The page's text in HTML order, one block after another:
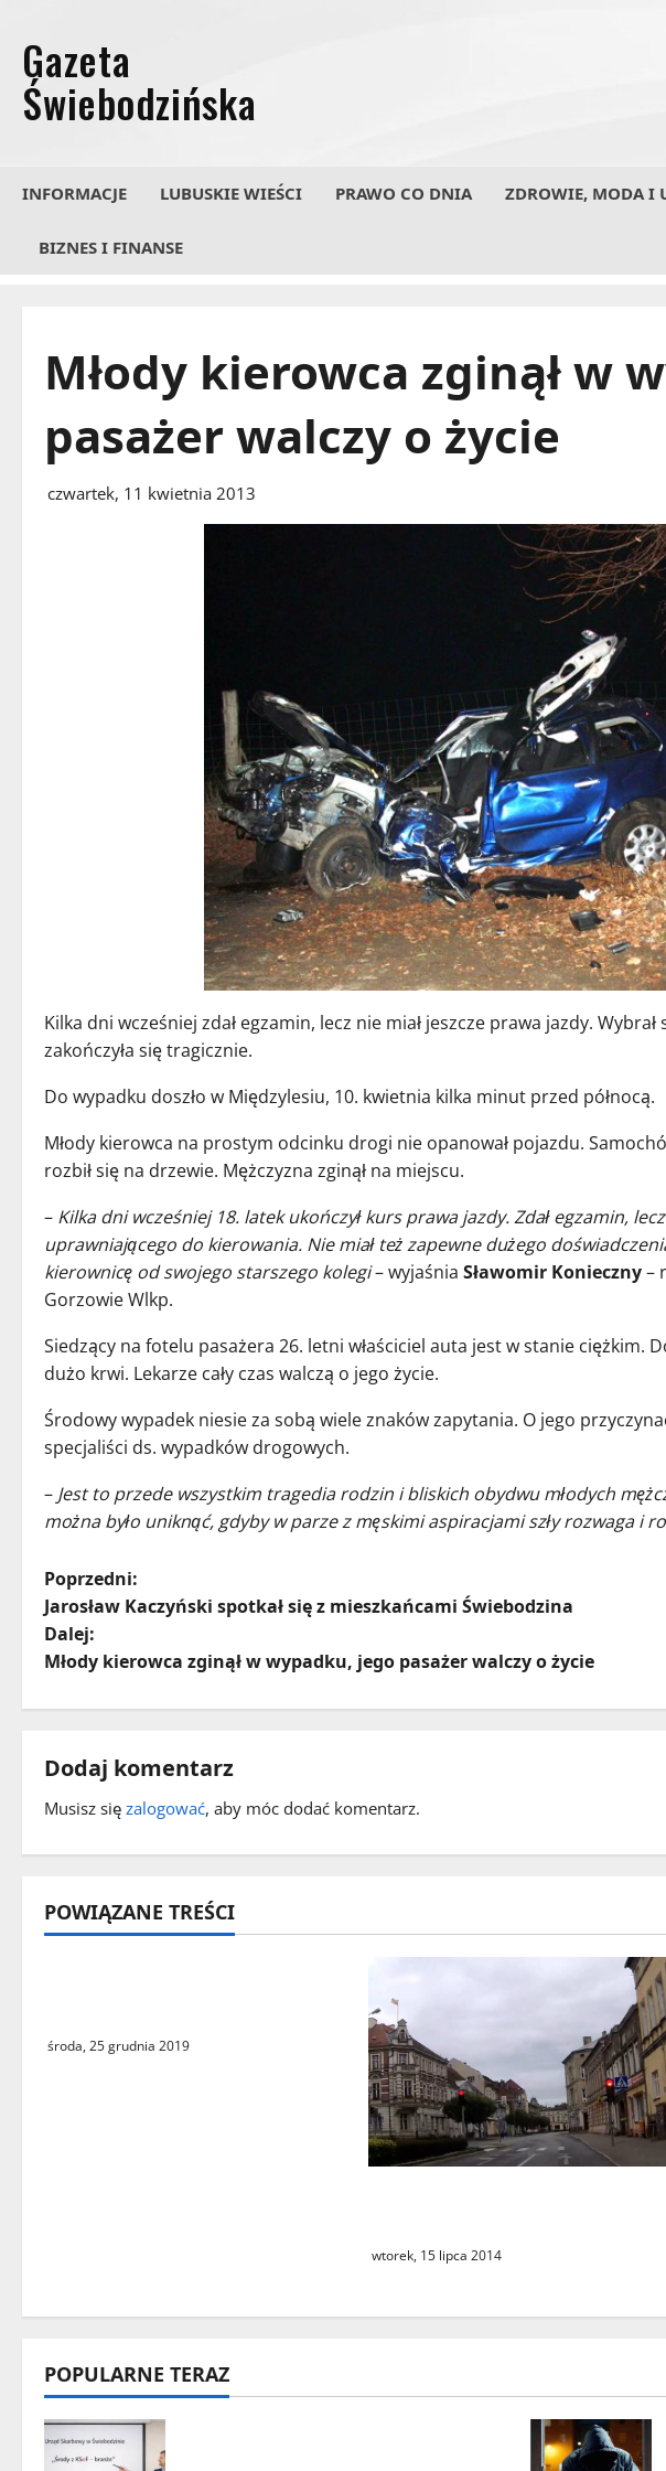
treści
INFORMACJE LUBUSKIE WIEŚCI PRAWO CO DNIA ZDROWIE, MODA I
BIZNES I FINANSE
Młody kierowca zginął w
pasażer walczy o życie
czwartek, 11 kwietnia 2013
Kilka dni wcześniej zdał egzamin, lecz nie miał jeszcze prawa jazdy.
zakończyła się tragicznie.
Do wypadku doszło w Międzylesiu, 10. kwietnia kilka minut przed północą.
Młody kierowca na prostym odcinku drogi nie opanował pojazdu.
rozbił się na drzewie. Mężczyzna zginął na miejscu.
– Kilka dni wcześniej 18. latek ukończył kurs prawa jazdy. Zdał egzamin,
uprawniającego do kierowania. Nie miał też zapewne dużego
kierownicę od swojego starszego kolegi– wyjaśnia Sławomir Konieczny–
Gorzowie Wlkp.
Siedzący na fotelu pasażera 26. letni właściciel auta jest w stanie ciężkim.
dużo krwi. Lekarze cały czas walczą o jego życie.
Środowy wypadek niesie za sobą wiele znaków zapytania. O jego
specjaliści ds. wypadków drogowych.
– Jest to przede wszystkim tragedia rodzin i bliskich obydwu młodych
można było uniknąć, gdyby w parze z męskimi aspiracjami szły rozwaga i
Z
o
b
a
c
z
w
p
y
Poprzedni:
Jarosław Kaczyński spotkał się z mieszkańcami Świebodzina
Dalej:
Młody kierowca zginął w wypadku, jego pasażer walczy o życie
Dodaj komentarz
Musisz się zalogować, aby móc dodać komentarz.
POWIĄZANE TREŚCI
środa, 25 grudnia 2019
wtorek, 15 lipca 2014
POPULARNE TERAZ